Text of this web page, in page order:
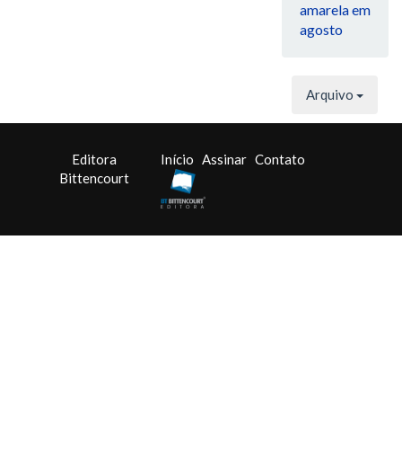
amarela em
agosto
Arquivo
Editora
Bittencourt
Início Assinar Contato